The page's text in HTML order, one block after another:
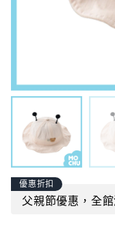
優惠折扣
父親節優惠，全